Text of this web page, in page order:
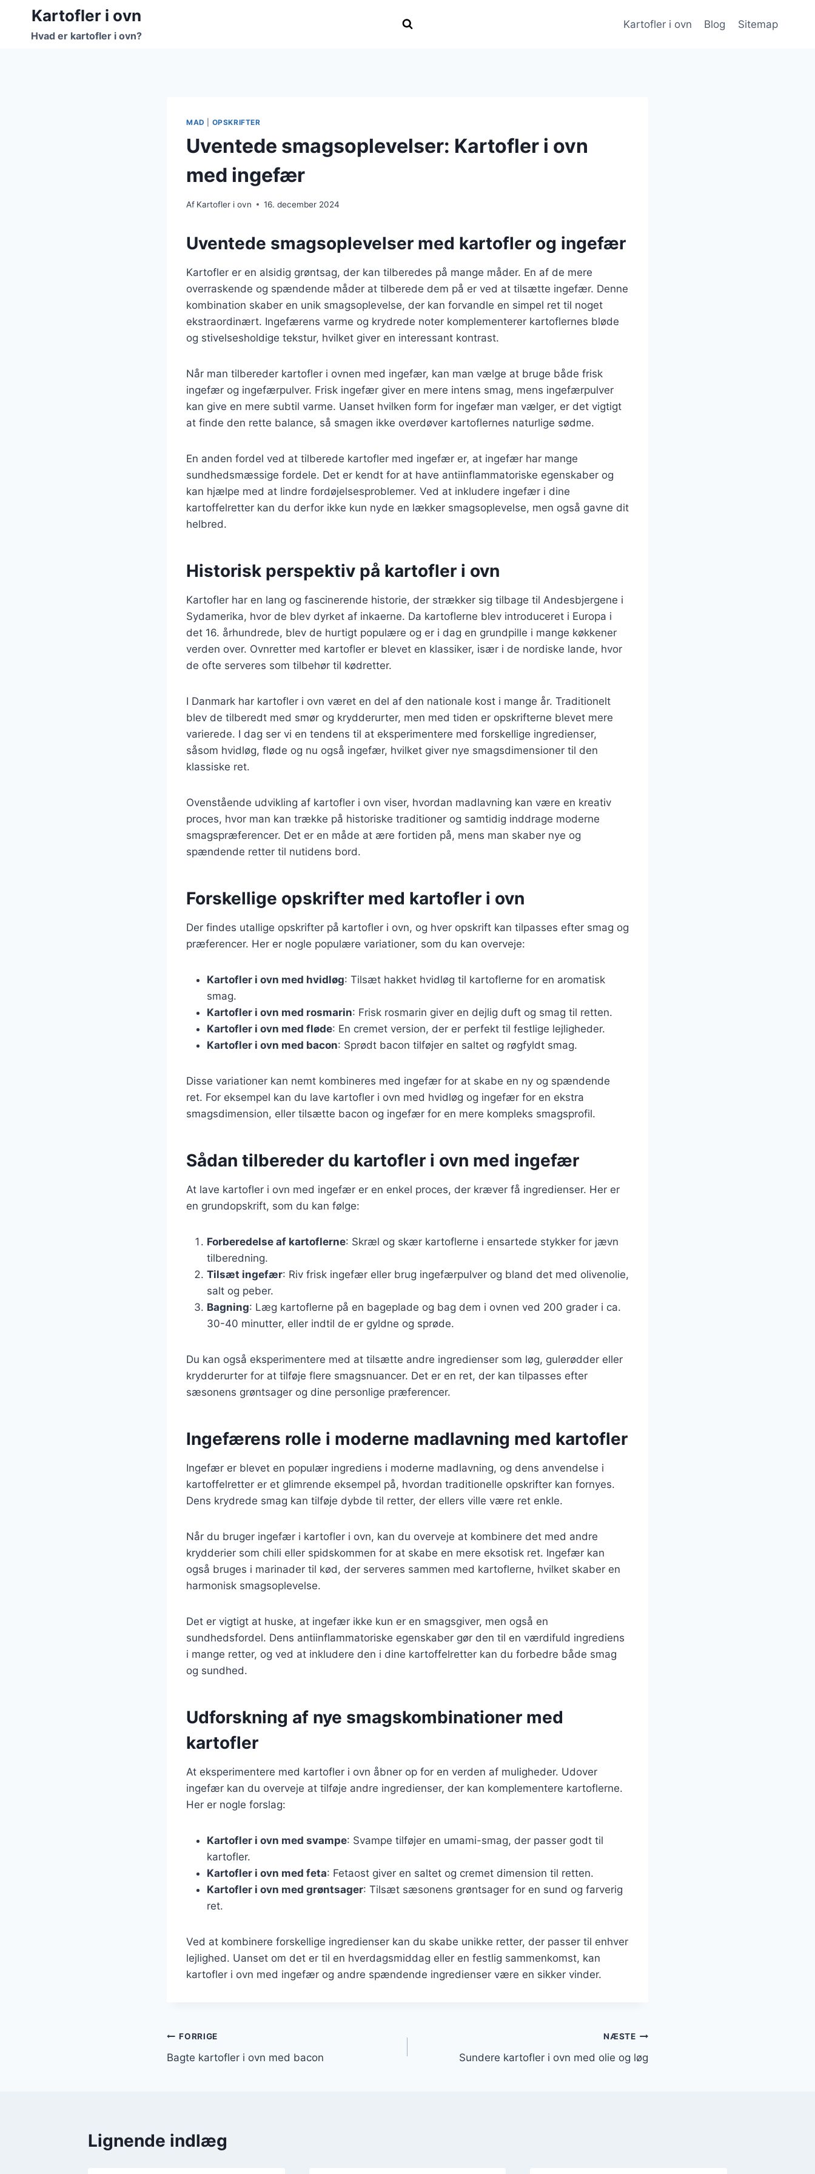
Fortsæt
indhold
Kartofler i ovn
Hvad er kartofler i ovn?
Kartofler i ovn Blog Sitemap
MAD OPSKRIFTER
Uventede smagsoplevelser: Kartofler i ovn
med ingefær
Af Kartofler i ovn 16. december 2024
Uventede smagsoplevelser med kartofler og ingefær
Kartofler er en alsidig grøntsag, der kan tilberedes på mange måder. En af de mere
overraskende og spændende måder at tilberede dem på er ved at tilsætte ingefær. Denne
kombination skaber en unik smagsoplevelse, der kan forvandle en simpel ret til noget
ekstraordinært. Ingefærens varme og krydrede noter komplementerer kartoflernes bløde
og stivelsesholdige tekstur, hvilket giver en interessant kontrast.
Når man tilbereder kartofler i ovnen med ingefær, kan man vælge at bruge både frisk
ingefær og ingefærpulver. Frisk ingefær giver en mere intens smag, mens ingefærpulver
kan give en mere subtil varme. Uanset hvilken form for ingefær man vælger, er det vigtigt
at finde den rette balance, så smagen ikke overdøver kartoflernes naturlige sødme.
En anden fordel ved at tilberede kartofler med ingefær er, at ingefær har mange
sundhedsmæssige fordele. Det er kendt for at have antiinflammatoriske egenskaber og
kan hjælpe med at lindre fordøjelsesproblemer. Ved at inkludere ingefær i dine
kartoffelretter kan du derfor ikke kun nyde en lækker smagsoplevelse, men også gavne dit
helbred.
Historisk perspektiv på kartofler i ovn
Kartofler har en lang og fascinerende historie, der strækker sig tilbage til Andesbjergene i
Sydamerika, hvor de blev dyrket af inkaerne. Da kartoflerne blev introduceret i Europa i
det 16. århundrede, blev de hurtigt populære og er i dag en grundpille i mange køkkener
verden over. Ovnretter med kartofler er blevet en klassiker, især i de nordiske lande, hvor
de ofte serveres som tilbehør til kødretter.
I Danmark har kartofler i ovn været en del af den nationale kost i mange år. Traditionelt
blev de tilberedt med smør og krydderurter, men med tiden er opskrifterne blevet mere
varierede. I dag ser vi en tendens til at eksperimentere med forskellige ingredienser,
såsom hvidløg, fløde og nu også ingefær, hvilket giver nye smagsdimensioner til den
klassiske ret.
Ovenstående udvikling af kartofler i ovn viser, hvordan madlavning kan være en kreativ
proces, hvor man kan trække på historiske traditioner og samtidig inddrage moderne
smagspræferencer. Det er en måde at ære fortiden på, mens man skaber nye og
spændende retter til nutidens bord.
Forskellige opskrifter med kartofler i ovn
Der findes utallige opskrifter på kartofler i ovn, og hver opskrift kan tilpasses efter smag og
præferencer. Her er nogle populære variationer, som du kan overveje:
Kartofler i ovn med hvidløg: Tilsæt hakket hvidløg til kartoflerne for en aromatisk
smag.
Kartofler i ovn med rosmarin: Frisk rosmarin giver en dejlig duft og smag til retten.
Kartofler i ovn med fløde: En cremet version, der er perfekt til festlige lejligheder.
Kartofler i ovn med bacon: Sprødt bacon tilføjer en saltet og røgfyldt smag.
Disse variationer kan nemt kombineres med ingefær for at skabe en ny og spændende
ret. For eksempel kan du lave kartofler i ovn med hvidløg og ingefær for en ekstra
smagsdimension, eller tilsætte bacon og ingefær for en mere kompleks smagsprofil.
Sådan tilbereder du kartofler i ovn med ingefær
At lave kartofler i ovn med ingefær er en enkel proces, der kræver få ingredienser. Her er
en grundopskrift, som du kan følge:
Forberedelse af kartoflerne: Skræl og skær kartoflerne i ensartede stykker for jævn
tilberedning.
Tilsæt ingefær: Riv frisk ingefær eller brug ingefærpulver og bland det med olivenolie,
salt og peber.
Bagning: Læg kartoflerne på en bageplade og bag dem i ovnen ved 200 grader i ca.
30-40 minutter, eller indtil de er gyldne og sprøde.
Du kan også eksperimentere med at tilsætte andre ingredienser som løg, gulerødder eller
krydderurter for at tilføje flere smagsnuancer. Det er en ret, der kan tilpasses efter
sæsonens grøntsager og dine personlige præferencer.
Ingefærens rolle i moderne madlavning med kartofler
Ingefær er blevet en populær ingrediens i moderne madlavning, og dens anvendelse i
kartoffelretter er et glimrende eksempel på, hvordan traditionelle opskrifter kan fornyes.
Dens krydrede smag kan tilføje dybde til retter, der ellers ville være ret enkle.
Når du bruger ingefær i kartofler i ovn, kan du overveje at kombinere det med andre
krydderier som chili eller spidskommen for at skabe en mere eksotisk ret. Ingefær kan
også bruges i marinader til kød, der serveres sammen med kartoflerne, hvilket skaber en
harmonisk smagsoplevelse.
Det er vigtigt at huske, at ingefær ikke kun er en smagsgiver, men også en
sundhedsfordel. Dens antiinflammatoriske egenskaber gør den til en værdifuld ingrediens
i mange retter, og ved at inkludere den i dine kartoffelretter kan du forbedre både smag
og sundhed.
Udforskning af nye smagskombinationer med
kartofler
At eksperimentere med kartofler i ovn åbner op for en verden af muligheder. Udover
ingefær kan du overveje at tilføje andre ingredienser, der kan komplementere kartoflerne.
Her er nogle forslag:
Kartofler i ovn med svampe: Svampe tilføjer en umami-smag, der passer godt til
kartofler.
Kartofler i ovn med feta: Fetaost giver en saltet og cremet dimension til retten.
Kartofler i ovn med grøntsager: Tilsæt sæsonens grøntsager for en sund og farverig
ret.
Ved at kombinere forskellige ingredienser kan du skabe unikke retter, der passer til enhver
lejlighed. Uanset om det er til en hverdagsmiddag eller en festlig sammenkomst, kan
kartofler i ovn med ingefær og andre spændende ingredienser være en sikker vinder.
Indlægsnavigation
FORRIGE
Bagte kartofler i ovn med bacon
NÆSTE
Sundere kartofler i ovn med olie og løg
Lignende indlæg